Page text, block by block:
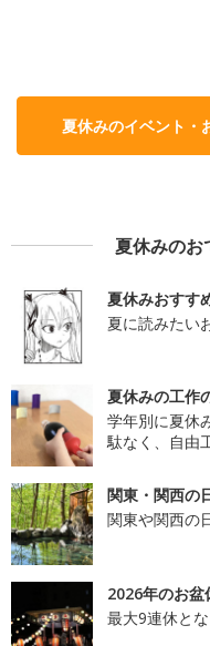
夏休みのイベント・
夏休みのお
夏休みおすす
夏に読みたい
夏休みの工作
学年別に夏休
駄なく、自由
関東・関西の
関東や関西の
2026年のお盆
最大9連休と